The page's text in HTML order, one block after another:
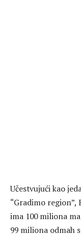
Učestvujući kao
“Gradimo
ima 100 miliona
99 miliona odmah